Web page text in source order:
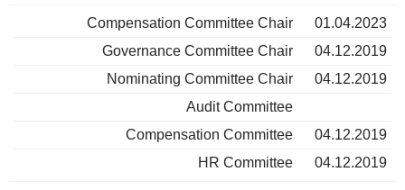
Compensation Committee Chair
01.04.2023
Governance Committee Chair
04.12.2019
Nominating Committee Chair
04.12.2019
Audit Committee
Compensation Committee
04.12.2019
HR Committee
04.12.2019